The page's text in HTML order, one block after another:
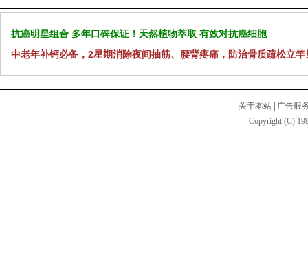
抗癌明星组合 多年口碑保证！天然植物萃取 有效对抗癌细胞
中老年补钙必备，2星期消除夜间抽筋、腰背疼痛，防治骨质疏松立竿
关于本站
广告服
Copyright (C)